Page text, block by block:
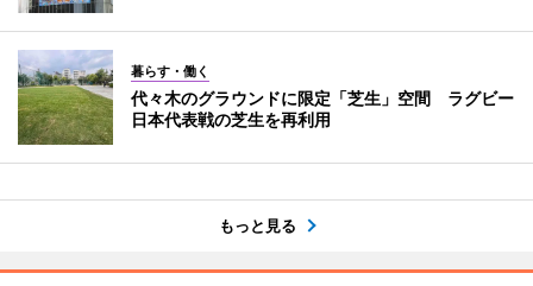
暮らす・働く
代々木のグラウンドに限定「芝生」空間 ラグビー
日本代表戦の芝生を再利用
もっと見る